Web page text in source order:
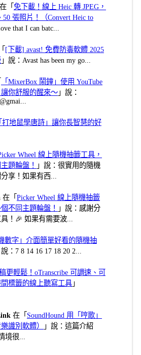
在「免下載！線上 Heic 轉 JPEG，
張照片！（Convert Heic to
that I can batc...
[下載] avast! 免費防毒軟體 2025
」說：Avast has been my go...
「MixerBox 鬧鐘」使用 YouTube
你舒服的醒來～ 」說：
打地鼠學唐詩」讓你長智慧的好
Wheel 線上隨機抽籤工具，
題輪盤！
」說：很實用的隨機
享！如果有西...
在「Picker Wheel 線上隨機抽籤
不同主題輪盤！
」說：感謝分
！🎉 如果有需要波...
數字」介面簡單好看的隨機抽
說：7 8 14 16 17 18 20 2...
更輕鬆！oTranscribe 可調速、可
標籤的線上聽寫工具 」
在「 SoundHound 用「哼歌」
識別軟體）
」說：這篇介紹
境很...